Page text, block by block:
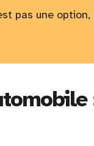
pas une